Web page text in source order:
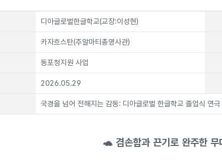
디아글로벌한글학교(교장:이성현)
카자흐스탄(주알마티총영사관)
동포청지원 사업
2026.05.29
국경을 넘어 전해지는 감동: 디아글로벌 한글학교 졸업식 연
🐢 겸손함과 끈기로 완주한